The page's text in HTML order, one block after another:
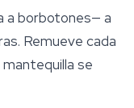
a borbotones— a
Remueve cada
se